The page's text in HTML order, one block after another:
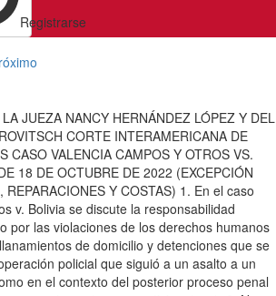
Registrarse
JUEZA NANCY HERNÁNDEZ LÓPEZ Y DEL
CORTE INTERAMERICANA DE
CASO VALENCIA CAMPOS Y OTROS VS.
18 DE OCTUBRE DE 2022 (EXCEPCIÓN
REPARACIONES Y COSTAS) 1. En el caso
v. Bolivia se discute la responsabilidad
por las violaciones de los derechos humanos
de domicilio y detenciones que se
policial que siguió a un asalto a un
en el contexto del posterior proceso penal